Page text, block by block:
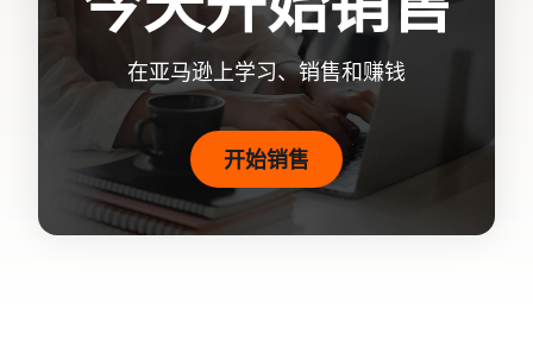
在亚马逊上学习、销售和赚钱
开始销售